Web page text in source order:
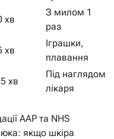
хв
З милом 1
раз
хв
Іграшки,
плавання
хв
Під наглядом
лікаря
AAP та NHS
якщо шкіра